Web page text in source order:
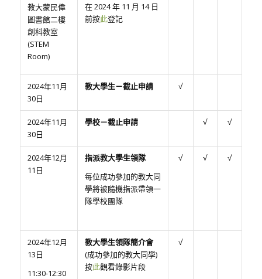
教大蒙民偉
圖書館二樓
創科教室
(STEM
Room)
在 2024 年 11 月 14 日
前按此登記
2024年11月
30日
教大學生－截止申請 √
2024年11月
30日
學校－截止申請 √ √
2024年12月
11日
指派教大學生領隊
每位成功參加的教大同
學將被隨機指派帶領一
隊學校團隊
√ √ √
2024年12月
13日
11:30-12:30
教大學生領隊簡介會
(成功參加的教大同學)
按此觀看錄影片段
√